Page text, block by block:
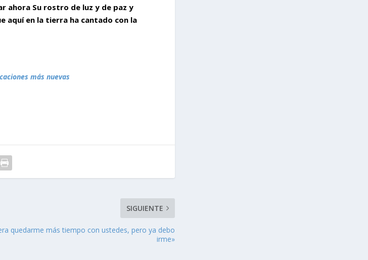
ahora Su rostro de luz y de paz y
aquí en la tierra ha cantado con la
más nuevas
SIGUIENTE
quedarme más tiempo con ustedes, pero ya debo
irme»